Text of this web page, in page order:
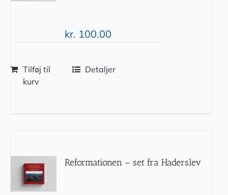
kr. 100.00
Tilføj til
kurv
Detaljer
Reformationen – set fra Haderslev